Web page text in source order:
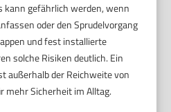
kann gefährlich werden, wenn
oder den Sprudelvorgang
und fest installierte
solche Risiken deutlich. Ein
außerhalb der Reichweite von
mehr Sicherheit im Alltag.